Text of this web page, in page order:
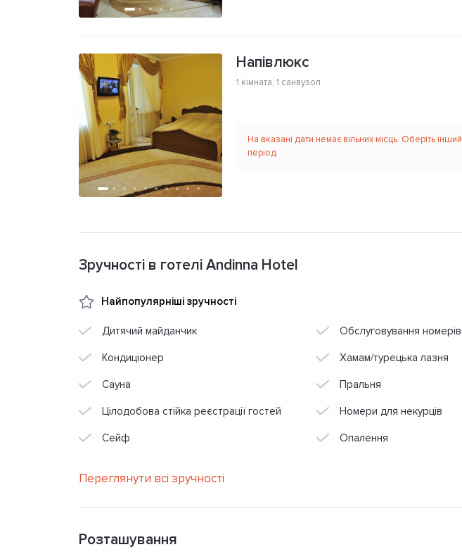
Напівлюкс
1 кімната, 1 санвузол
На вказані дати немає вільних місць. Оберіть інший
період
Зручності в готелі Andinna Hotel
Найпопулярніші зручності
Дитячий майданчик Обслуговування номерів
Кондиціонер Хамам/турецька лазня
Сауна Пральня
Цілодобова стійка реєстрації гостей Номери для некурців
Сейф Опалення
Переглянути всі зручності
Розташування